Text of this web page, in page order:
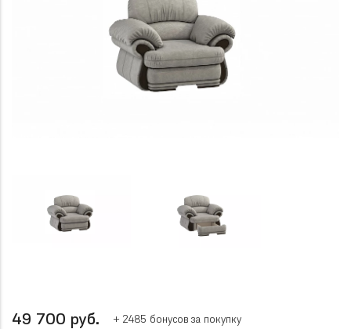
49 700 руб. + 2485 бонусов за покупку